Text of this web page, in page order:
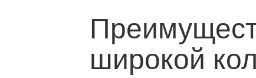
широкой